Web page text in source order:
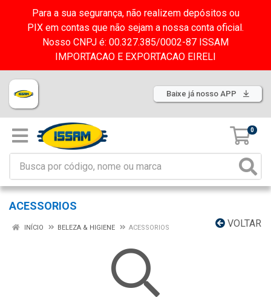
Para a sua segurança, não realizem depósitos ou
PIX em contas que não sejam a nossa conta oficial.
Nosso CNPJ é: 00.327.385/0002-87 ISSAM
IMPORTACAO E EXPORTACAO EIRELI
Baixe já nosso APP
0
ACESSORIOS
VOLTAR
INÍCIO BELEZA & HIGIENE ACESSORIOS